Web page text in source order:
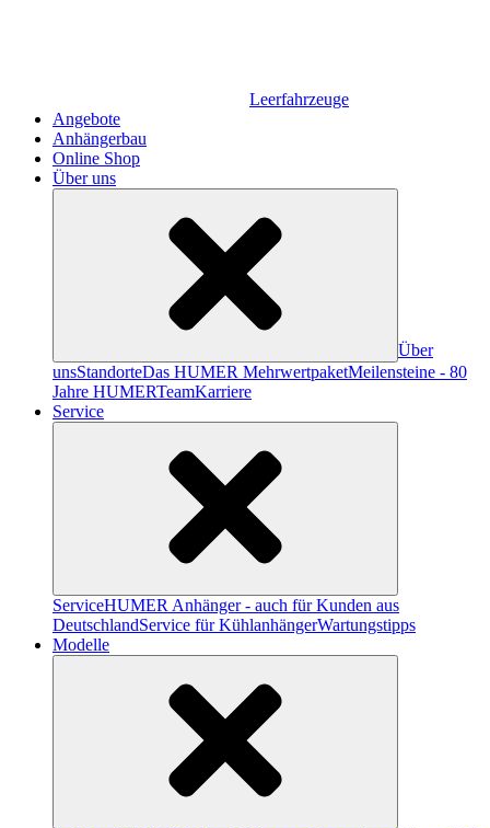
Leerfahrzeuge
Angebote
Anhängerbau
Online Shop
Über uns
Über
unsStandorteDas HUMER MehrwertpaketMeilensteine - 80
Jahre HUMERTeamKarriere
Service
ServiceHUMER Anhänger - auch für Kunden aus
DeutschlandService für KühlanhängerWartungstipps
Modelle